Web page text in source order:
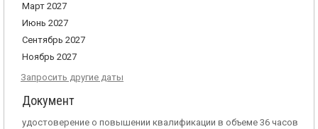
Март 2027
Июнь 2027
Сентябрь 2027
Ноябрь 2027
Запросить другие даты
Документ
удостоверение о повышении квалификации в объеме 36 часов